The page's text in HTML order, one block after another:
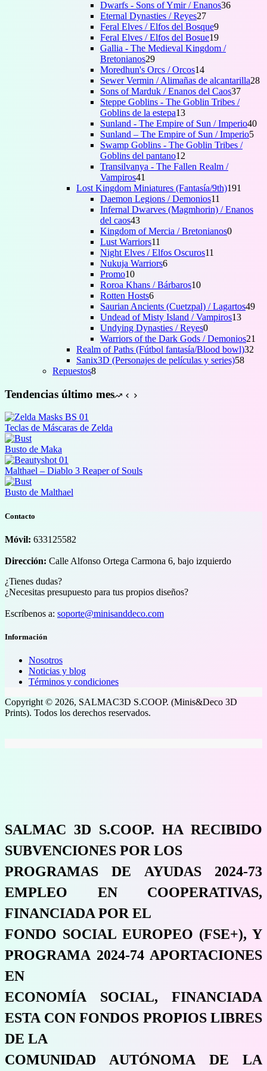
productos
Dwarfs - Sons of Ymir / Enanos3636
Eternal Dynasties / Reyes2727
productos
Feral Elves / Elfos del Bosque99
productos
Feral Elves / Elfos del Bosue1919
productos
Gallia - The Medieval Kingdom /
Bretonianos2929
productos
Moredhun's Orcs / Orcos1414
productos
Sewer Vermin / Alimañas de alcantarilla28
Sons of Marduk / Enanos del Caos3737
Steppe Goblins - The Goblin Tribes /
Goblins de la estepa1313
productos
Sunland - The Empire of Sun / Imperio4040
Sunland – The Empire of Sun / Imperio55
Swamp Goblins - The Goblin Tribes /
Goblins del pantano12
productos
Transilvanya - The Fallen Realm /
Vampiros41
productos
Lost Kingdom Miniatures (Fantasía/9th)191
Daemon Legions / Demonios11
productos
Infernal Dwarves (Magmhorin) / Enanos
del caos4343
productos
Kingdom of Mercia / Bretonianos00
Lust Warriors11
productos
Night Elves / Elfos Oscuros11
Nukuja Warriors66
Promo1010
productos
Roroa Khans / Bárbaros1010
Rotten Hosts66
productos
Saurian Ancients (Cuetzpal) / Lagartos4949
Undead of Misty Island / Vampiros1313
Undying Dynasties / Reyes00
productos
Warriors of the Dark Gods / Demonios21
Realm of Paths (Fútbol fantasía/Blood bowl)32
Sanix3D (Personajes de películas y series)5858
Repuestos88
Tendencias último mes
Teclas de Máscaras de Zelda
Busto de Maka
Malthael – Diablo 3 Reaper of Souls
Busto de Malthael
Contacto
Móvil: 633125582
Dirección: Calle Alfonso Ortega Carmona 6, bajo izquierdo
¿Tienes dudas?
¿Necesitas presupuesto para tus propios diseños?
Escríbenos a: soporte@minisanddeco.com
Información
Nosotros
Noticias y blog
Términos y condiciones
Copyright © 2026, SALMAC3D S.COOP. (Minis&Deco 3D
Prints). Todos los derechos reservados.
SALMAC 3D S.COOP. HA RECIBIDO
SUBVENCIONES POR LOS
PROGRAMAS DE AYUDAS 2024-73
EMPLEO EN COOPERATIVAS,
FINANCIADA POR EL
FONDO SOCIAL EUROPEO (FSE+), Y
PROGRAMA 2024-74 APORTACIONES
EN
ECONOMÍA SOCIAL, FINANCIADA
ESTA CON FONDOS PROPIOS LIBRES
DE LA
COMUNIDAD AUTÓNOMA DE LA